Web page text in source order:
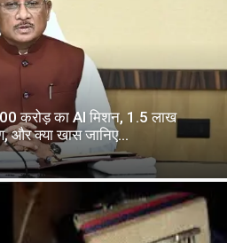
करोड़ का AI मिशन, 1.5 लाख
और क्या खास जानिए…